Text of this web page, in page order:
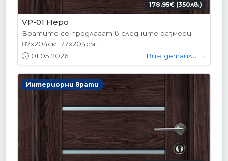
178.95€ (350лв.)
VP-01 Hepo
Вратите се предлагат в следните размери:
87х204см. 77х204см...
01.05.2026
Виж детайли →
Интериорни врати